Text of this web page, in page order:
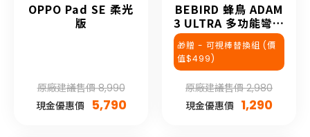
OPPO Pad SE 柔光
版
原廠建議售價 8,990
現金優惠價
5,790
BEBIRD 蜂鳥 ADAM
3 ULTRA 多功能彎曲
定型掏耳棒
🎁贈 - 可視棒替換組 (價
值$499)
原廠建議售價 2,980
現金優惠價 1,290